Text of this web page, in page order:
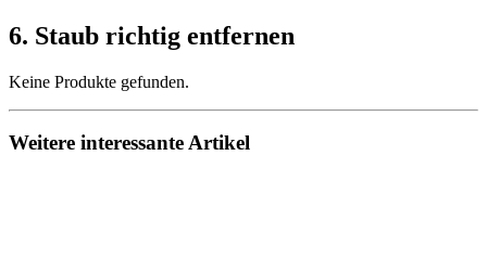
6. Staub richtig entfernen
Keine Produkte gefunden.
Weitere interessante Artikel